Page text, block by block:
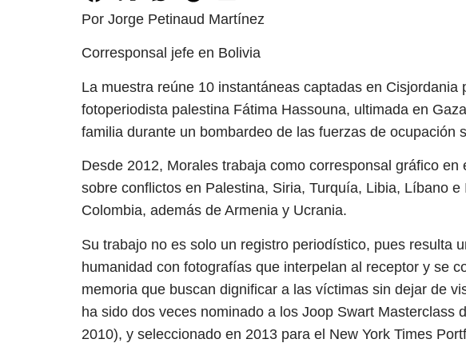
Por Jorge Petinaud Martínez
Corresponsal jefe en Bolivia
La muestra reúne 10 instantáneas captadas en Cisjordania
fotoperiodista palestina Fátima Hassouna, ultimada en
familia durante un bombardeo de las fuerzas de ocupación
Desde 2012, Morales trabaja como corresponsal gráfico
sobre conflictos en Palestina, Siria, Turquía, Libia, Líbano
Colombia, además de Armenia y Ucrania.
Su trabajo no es solo un registro periodístico, pues resulta
humanidad con fotografías que interpelan al receptor y se
memoria que buscan dignificar a las víctimas sin dejar de
ha sido dos veces nominado a los Joop Swart Masterclass
2010), y seleccionado en 2013 para el New York Times